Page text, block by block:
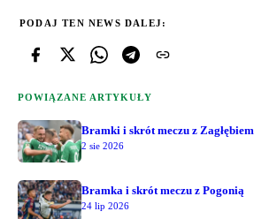
PODAJ TEN NEWS DALEJ:
POWIĄZANE ARTYKUŁY
Bramki i skrót meczu z Zagłębiem
2 sie 2026
Bramka i skrót meczu z Pogonią
24 lip 2026